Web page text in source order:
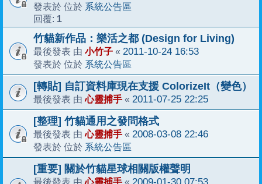
發表於 位於 系統公告區
回覆: 1
竹貓新作品：樂活之都 (Design for Living)
最後發表 由 小竹子 « 2011-10-24 16:53
發表於 位於 系統公告區
[轉貼] 自訂資料庫現在支援 ColorizeIt（變色）
最後發表 由心靈捕手 « 2011-07-25 22:25
[整理] 竹貓通用之發問格式
最後發表 由心靈捕手 « 2008-03-08 22:46
發表於 位於 系統公告區
[重要] 關於竹貓星球相關版權聲明
最後發表 由心靈捕手 « 2009-01-30 07:53